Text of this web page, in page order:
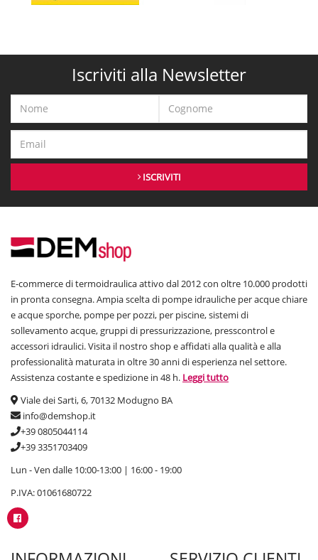
Iscriviti alla Newsletter
ISCRIVITI
E-commerce di termoidraulica attivo dal 2012 con oltre 10.000 prodotti
in pronta consegna. Ampia scelta di pompe idrauliche per acque chiare
e acque sporche, pompe per pozzi, per piscine, sistemi di
sollevamento acque, gruppi di pressurizzazione, presscontrol e
accessori idraulici. Visita il nostro shop e affidati alla qualità e alla
professionalità maturata in oltre 30 anni di esperienza nel settore.
Assistenza costante e spedizione in 48 h. Leggi tutto
Viale dei Sarti, 6, 70132 Modugno BA
info@demshop.it
+39 0805044114
+39 3351703409
Lun - Ven dalle 10:00-13:00 | 16:00 - 19:00
P.IVA: 01061680722